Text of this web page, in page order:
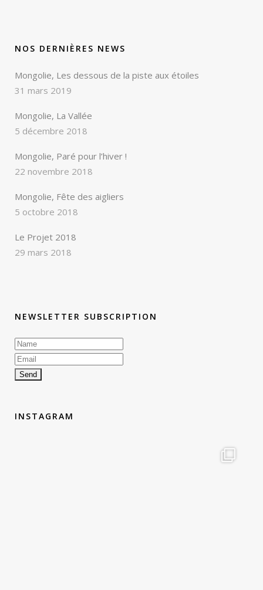
NOS DERNIÈRES NEWS
Mongolie, Les dessous de la piste aux étoiles
31 mars 2019
Mongolie, La Vallée
5 décembre 2018
Mongolie, Paré pour l’hiver !
22 novembre 2018
Mongolie, Fête des aigliers
5 octobre 2018
Le Projet 2018
29 mars 2018
NEWSLETTER SUBSCRIPTION
INSTAGRAM